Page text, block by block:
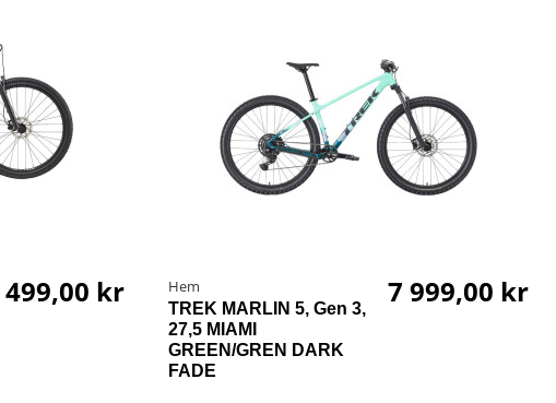
499,00 kr Hem
TREK MARLIN 5, Gen 3,
27,5 MIAMI
GREEN/GREN DARK
FADE
7 999,00 kr